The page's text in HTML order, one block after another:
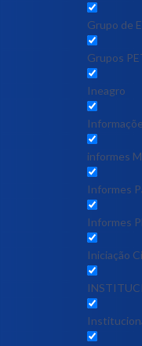
Grupo de
Grupos
Ineagro
informes
Informes
Informes
Iniciação